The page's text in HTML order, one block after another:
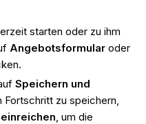
starten oder zu ihm
Angebotsformular oder
Speichern und
Fortschritt zu speichern,
, um die